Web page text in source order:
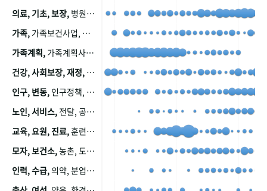
의료, 기초, 보장, 병원, 가정, 연금, 연계, 공적, 일본, 생활, 국민기초생활보장제도, 국민연금, 기금, 저소득층, 근로, 자활, 급여, 환자, 의료비, 모니터링, 한국복지패널, 소득, 지표, 빈곤, 노후, 장애인
가족, 가족보건사업, 산업, 친화, 전국, 출산력
가족계획, 가족계획사업, 가족계획사업평가, 한국가족계획사업, 피임, 보급, 부인, 자궁, 피임약
건강, 사회보장, 재정,
인구, 변동, 인구정책, 저출산, 고령사회, 고령화, 이동, 남북한, 지방자치단체, 컨설팅, 복지정책평가, 집, 사회개발
노인, 서비스, 전달, 공공, 보육, 수요, 공급, 사회서비스, 데이터, 보호, 요양, 아동, 예방, 청소년, 효율, 자원
교육, 요원, 진료,훈련, 보건요원, 마을, 마을건강사업, 보조원, 진료원, 보건진료원, 보건진료원교재
모자, 보건소,농촌, 도시, 금연, 농촌지역, 모자보건사업
인력, 수급,의약, 분업, 식품, 의약품, 의사, 안전